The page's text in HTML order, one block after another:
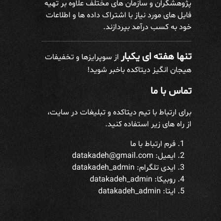
پژوهشگران و سازمان های مختلف علاوه بر تهیه
فایل های مورد نیاز با اشتراک داده ها و اطلاعات
خود به کسب درآمد بپردازند.
تنها هفته ای یکباراز سوپرایزها و تخفیفات
هیجان انگیز دیتاکده باخبر شوید!
تماس با ما
برای ارتباط با تیم دیتاکده و تبلیغات در سایت،
از راه های زیر استفاده کنید.
فرم ارتباط با ما
ایمیل: datakadeh@gmail.com
ایدی تلگرام:datakadeh_admin
روبیکا: datakadeh_admin
ایتا: datakadeh_admin